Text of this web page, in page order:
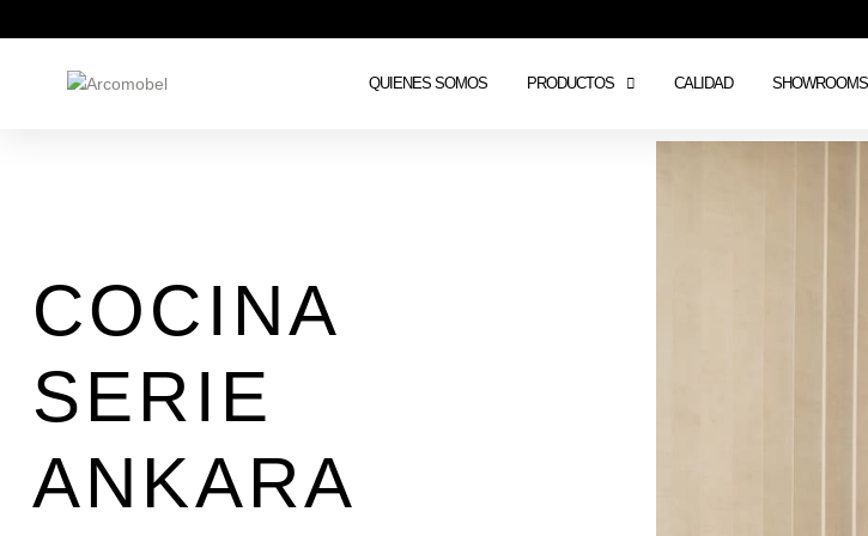
QUIENES SOMOS PRODUCTOS CALIDAD SHOWROOMS
COCINA
SERIE
ANKARA